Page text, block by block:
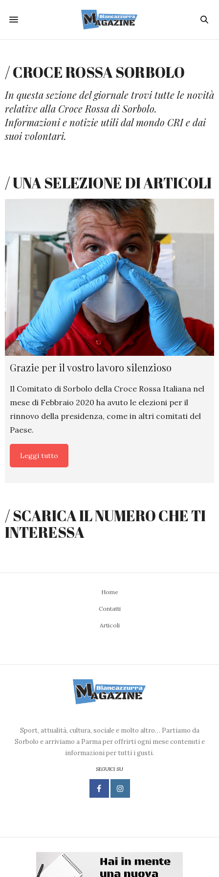
/ CROCE ROSSA SORBOLO
In questa sezione del giornale trovi tutte le novità
relative alla Croce Rossa di Sorbolo.
Informazioni e notizie utili dal mondo CRI e dai
suoi volontari.
/ UNA SELEZIONE DI ARTICOLI
Grazie per il vostro lavoro silenzioso
Il Comitato di Sorbolo della Croce Rossa Italiana nel
mese di Febbraio 2020 ha avuto le elezioni per il
rinnovo della presidenza, come in altri comitati del
Paese.
Leggi tutto
/ SCARICA IL NUMERO CHE TI
INTERESSA
Home
Contatti
Articoli
Sport, attualità, cultura, sociale e molto altro… Partiamo da
Sorbolo e arriviamo a Parma per offrirti ogni mese contenuti e
informazioni per tutti i gusti.
SEGUICI SU